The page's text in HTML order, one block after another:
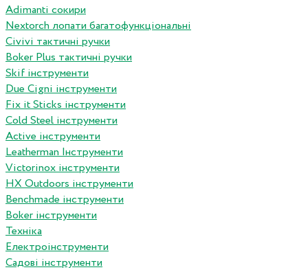
Adimanti сокири
Nextorch лопати багатофункціональні
Сivivi тактичні ручки
Boker Plus тактичні ручки
Skif інструменти
Due Cigni інструменти
Fix it Sticks інструменти
Сold Steel інструменти
Active інструменти
Leatherman Інструменти
Victorinox інструменти
HX Outdoors інструменти
Benchmade інструменти
Boker інструменти
Техніка
Електроінструменти
Садові інструменти